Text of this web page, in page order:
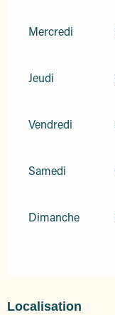
Mercredi
Jeudi
Vendredi
Samedi
Dimanche
Localisation